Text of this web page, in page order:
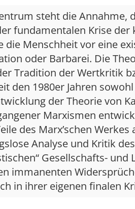
steht die Annahme,
fundamentalen Krise
die Menschheit vor eine
oder Barbarei. Die
Tradition der Wertkritik
den 1980er Jahren
der Theorie von
Marxismen
des Marx’schen
Analyse und Kritik
Gesellschafts-
immanenten
in ihrer eigenen finalen